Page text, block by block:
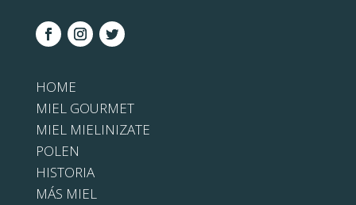
HOME
MIEL GOURMET
MIEL MIELINIZATE
POLEN
HISTORIA
MÁS MIEL